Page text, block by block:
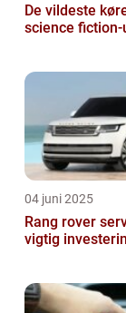
De vildeste
science
04 juni 2025
Rang rover
vigtig